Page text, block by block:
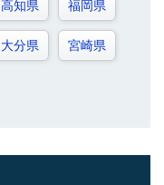
高知県 福岡県
大分県 宮崎県